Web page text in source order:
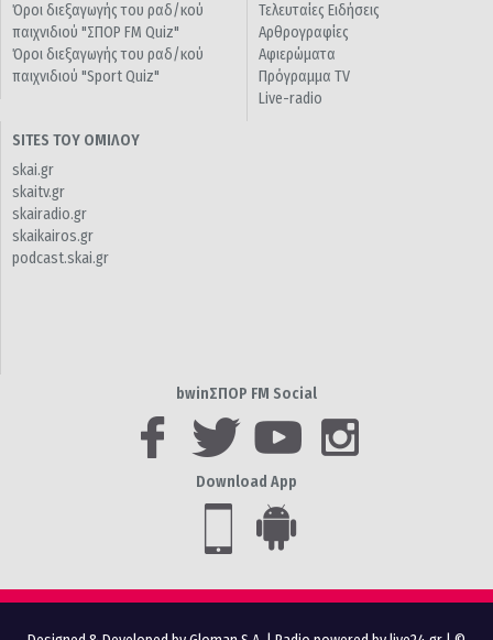
Όροι διεξαγωγής του ραδ/κού
παιχνιδιού "ΣΠΟΡ FM Quiz"
Όροι διεξαγωγής του ραδ/κού
παιχνιδιού "Sport Quiz"
Τελευταίες Ειδήσεις
Αρθρογραφίες
Αφιερώματα
Πρόγραμμα TV
Live-radio
SITES ΤΟΥ ΟΜΙΛΟΥ
skai.gr
skaitv.gr
skairadio.gr
skaikairos.gr
podcast.skai.gr
bwinΣΠΟΡ FM Social
Download App